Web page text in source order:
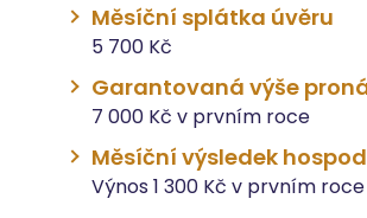
Měsíční splátka úvěru
5 700 Kč
Garantovaná výše
7 000 Kč v prvním roce
Měsíční výsledek
Výnos 1 300 Kč v prvním roce